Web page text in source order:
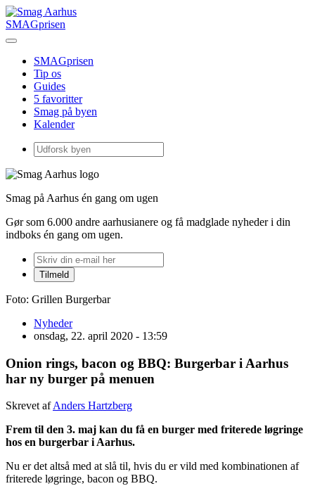
SMAGprisen
SMAGprisen
Tip os
Guides
5 favoritter
Smag på byen
Kalender
Smag på Aarhus én gang om ugen
Gør som 6.000 andre aarhusianere og få madglade nyheder i din
indboks én gang om ugen.
Foto: Grillen Burgerbar
Nyheder
onsdag, 22. april 2020 - 13:59
Onion rings, bacon og BBQ: Burgerbar i Aarhus
har ny burger på menuen
Skrevet afAnders Hartzberg
Frem til den 3. maj kan du få en burger med friterede løgringe
hos en burgerbar i Aarhus.
Nu er det altså med at slå til, hvis du er vild med kombinationen af
friterede løgringe, bacon og BBQ.